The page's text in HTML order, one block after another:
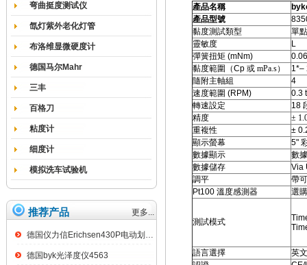
弯曲挺度测试仪
氙灯紫外老化灯管
布洛维显微硬度计
德国马尔Mahr
三丰
百格刀
粘度计
细度计
模拟洗车试验机
推荐产品 更多...
德国仪力信Erichsen430P电动划格试验仪
德国byk光泽度仪4563
產品名稱
產品型號
黏度測試類型
單
靈敏度
L
彈簧扭矩(mNm)
黏度範圍（Cp 或 mPa.s）
1*–
隨附主軸組
4
速度範圍 (RPM)
0.3
轉速設定
18
精度
±
重複性
±
顯示螢幕
5"
數據顯示
數
數據儲存
Via
調平
帶
Pt100 溫度感測器 選購
測試模式
語言選擇
英